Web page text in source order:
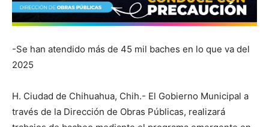
-Se han atendido más de 45 mil baches en lo que va del
2025
H. Ciudad de Chihuahua, Chih.- El Gobierno Municipal a
través de la Dirección de Obras Públicas, realizará